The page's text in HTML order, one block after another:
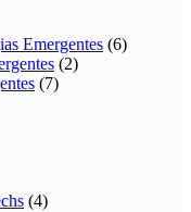
Emergentes (6)
(2)
(7)
(4)